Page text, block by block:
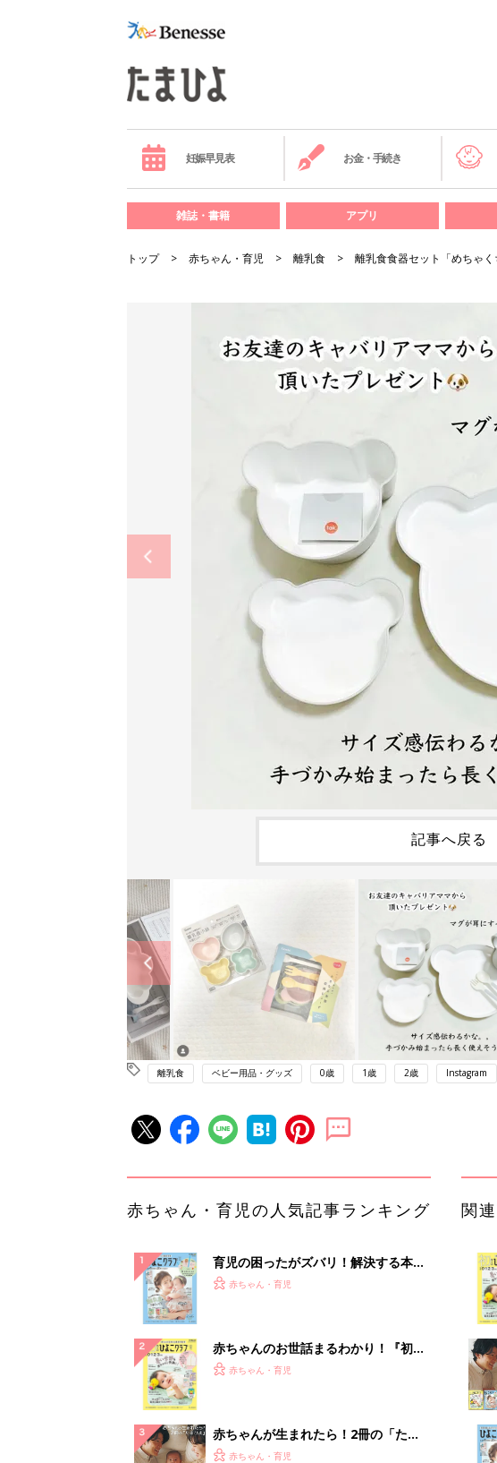
妊娠早見表 お金・手続き
雑誌・書籍 アプリ
トップ 赤ちゃん・育児 離乳食 離乳食食器セット「めちゃ
記事へ戻る
離乳食 ベビー用品・グッズ 0歳 1歳 2歳 Instagram
赤ちゃん・育児の人気記事ランキング
育児の困ったがズバリ！解決する本
『ひよこクラブ 夏号』 4カ月～2才
赤ちゃん・育児
赤ちゃんのお世話まるわかり！『初め
てのひよこクラブ 夏号』〈巻頭大特
赤ちゃん・育児
赤ちゃんが生まれたら！2冊の「たま
ひよ」
赤ちゃん・育児
関